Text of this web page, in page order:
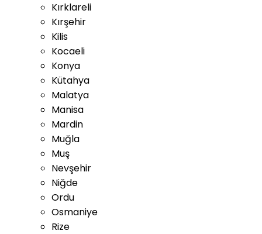
Kırklareli
Kırşehir
Kilis
Kocaeli
Konya
Kütahya
Malatya
Manisa
Mardin
Muğla
Muş
Nevşehir
Niğde
Ordu
Osmaniye
Rize